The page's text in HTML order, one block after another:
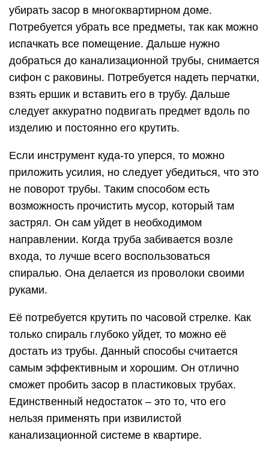
убирать засор в многоквартирном доме.
Потребуется убрать все предметы, так как можно
испачкать все помещение. Дальше нужно
добраться до канализационной трубы, снимается
сифон с раковины. Потребуется надеть перчатки,
взять ершик и вставить его в трубу. Дальше
следует аккуратно подвигать предмет вдоль по
изделию и постоянно его крутить.
Если инструмент куда-то уперся, то можно
приложить усилия, но следует убедиться, что это
не поворот трубы. Таким способом есть
возможность прочистить мусор, который там
застрял. Он сам уйдет в необходимом
направлении. Когда труба забивается возле
входа, то лучше всего воспользоваться
спиралью. Она делается из проволоки своими
руками.
Её потребуется крутить по часовой стрелке. Как
только спираль глубоко уйдет, то можно её
достать из трубы. Данный способы считается
самым эффективным и хорошим. Он отлично
сможет пробить засор в пластиковых трубах.
Единственный недостаток – это то, что его
нельзя применять при извилистой
канализационной системе в квартире.